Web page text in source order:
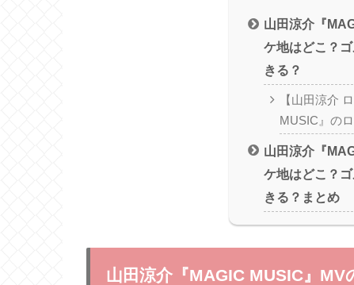
山田涼介『
ケ地はどこ？
きる？
【山田涼介
MUSIC』の
山田涼介『
ケ地はどこ？
きる？まとめ
山田涼介『MAGIC MUSIC』